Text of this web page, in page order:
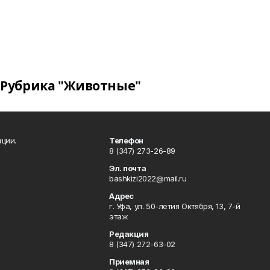
Рубрика "Животные"
Телефон
8 (347) 273-26-89
Эл. почта
bashkizi2022@mail.ru
Адрес
г. Уфа, ул. 50-летия Октября, 13, 7-й
этаж
Редакция
8 (347) 272-63-02
Приемная